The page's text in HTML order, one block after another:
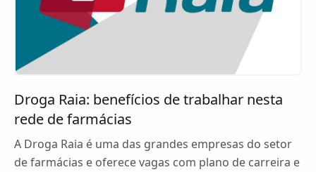
Droga Raia: benefícios de trabalhar nesta
rede de farmácias
A Droga Raia é uma das grandes empresas do setor
de farmácias e oferece vagas com plano de carreira e